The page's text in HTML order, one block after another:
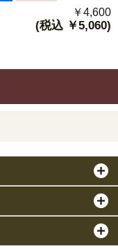
￥4,600
(税込 ￥5,060)